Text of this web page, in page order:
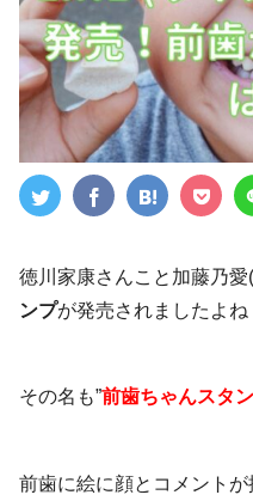
徳川家康さんこと加藤乃
ンプが発売されましたよね
その名も”前歯ちゃんスタ
前歯に絵に顔とコメント